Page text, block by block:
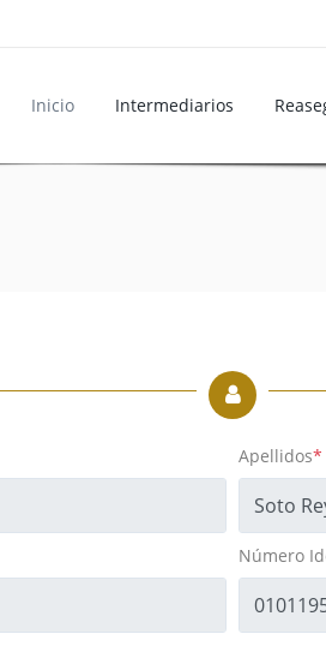
Inicio Intermediarios
Apellidos*
Número